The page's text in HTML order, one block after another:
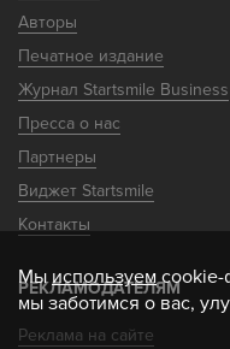
Авторы
Печатное издание
Журнал Startsmile Business
Пресса о нас
Партнеры
Виджет Startsmile
Контакты
РЕКЛАМОДАТЕЛЯМ
Реклама на сайте
Мыиспользуемcookie-
мы заботимся о вас,